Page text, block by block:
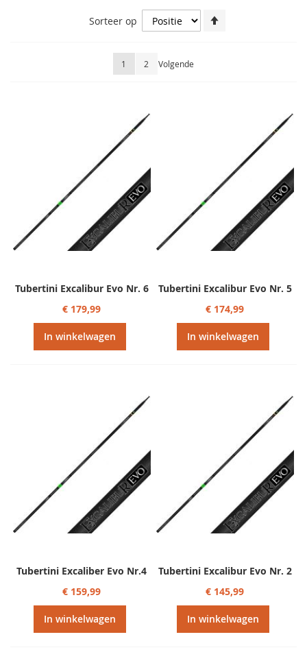
Sorteer op
Pagina
U lees momenteel pagina
1 Pagina
2 Pagina
Volgende
Tubertini Excalibur Evo Nr. 6
€ 179,99
In winkelwagen
Tubertini Excalibur Evo Nr. 5
€ 174,99
In winkelwagen
Tubertini Excaliber Evo Nr.4
€ 159,99
In winkelwagen
Tubertini Excalibur Evo Nr. 2
€ 145,99
In winkelwagen